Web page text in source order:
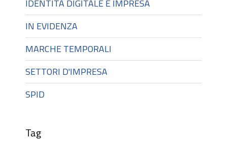
IDENTITÀ DIGITALE E IMPRESA
IN EVIDENZA
MARCHE TEMPORALI
SETTORI D'IMPRESA
SPID
Tag